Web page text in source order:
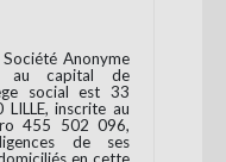
Société Anonyme
au capital de
social est 33
inscrite au
455 502 096,
de ses
en cette